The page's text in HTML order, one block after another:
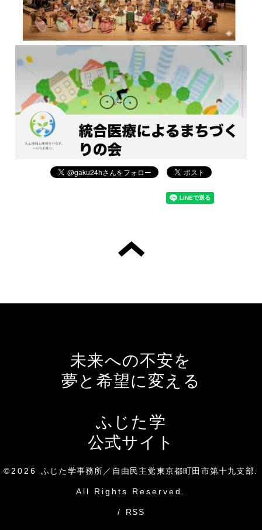
未来への不安を
夢と希望に変える
ふじた学
公式サイト
©2026ふじた学事務所／自由民主党東京都町田市第十九支部
All Rights Reserved.
/ RSS